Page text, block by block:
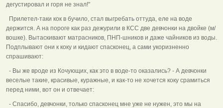
дегустировал и горя не знал!"
Прилетел-таки кок в бучило, стал выгребать оттуда, еле на воде
держится. А на пороге как раз дежурили в КСС две девчонки на двойке (м/
вошке). Вытаскивают матрасников, ПНП-шников и даже чайников из воды.
Подплывают они к коку и кидают спасконец, а сами укоризненно
спрашивают:
- Вы же вроде из Кочующих, как это в воде-то оказались? - А девчонки
веселые такие, красивые, куражные, и как-то не хочется коку срамиться
перед ними, вот он и отвечает:
- Спасибо, девчонки, только спасконец мне уже не нужен, это мы на